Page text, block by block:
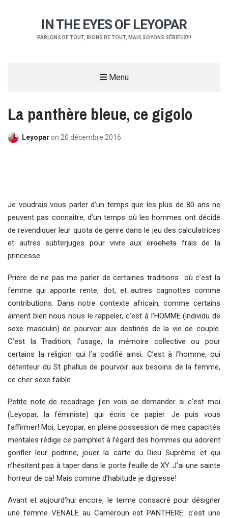
IN THE EYES OF LEYOPAR
PARLONS DE TOUT, RIONS DE TOUT, MAIS SOYONS SÉRIEUX!!!
Menu
La panthère bleue, ce gigolo
Leyopar on 20 décembre 2016
Je voudrais vous parler d’un temps que les plus de 80 ans ne
peuvent pas connaitre, d’un temps où les hommes ont décidé
de revendiquer leur quota de genre dans le jeu des calculatrices
et autres subterjuges pour vivre aux crochets frais de la
princesse.
Prière de ne pas me parler de certaines traditions où c’est la
femme qui apporte rente, dot, et autres cagnottes comme
contributions. Dans notre contexte africain, comme certains
aiment bien nous nous le rappeler, c’est à l’HOMME (individu de
sexe masculin) de pourvoir aux destinés de la vie de couple.
C’est la Tradition, l’usage, la mémoire collective ou pour
certains la religion qui l’a codifié ainsi. C’est à l’homme, oui
détenteur du St phallus de pourvoir aux besoins de la femme,
ce cher sexe faible.
Petite note de recadrage: j’en vois se demander si c’est moi
(Leyopar, la féministe) qui écris ce papier. Je puis vous
l’affirmer! Moi, Leyopar, en pleine possession de mes capacités
mentales rédige ce pamphlet à l’égard des hommes qui adorent
gonfler leur poitrine, jouer la carte du Dieu Suprême et qui
n’hésitent pas à taper dans le porte feuille de XY. J’ai une sainte
horreur de ca! Mais comme d’habitude je digresse!
Avant et aujourd’hui encore, le terme consacré pour désigner
une femme VENALE au Cameroun est PANTHERE: c’est une